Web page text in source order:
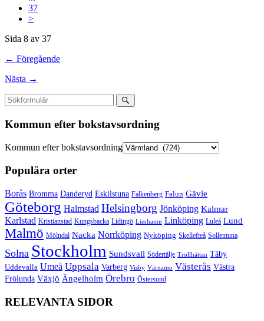
37
>
Sida 8 av 37
← Föregående
Nästa →
Kommun efter bokstavsordning
Kommun efter bokstavsordning
Populära orter
Borås Bromma Danderyd Eskilstuna Falkenberg Falun Gävle
Göteborg Halmstad Helsingborg Jönköping Kalmar
Karlstad Kristianstad Kungsbacka Lidingö Limhamn Linköping Luleå Lund
Malmö Mölndal Nacka Norrköping Nyköping Skellefteå Sollentuna
Solna Stockholm Sundsvall Södertälje Trollhättan Täby
Uddevalla Umeå Uppsala Varberg Visby Värnamo Västerås Västra
Frölunda Växjö Ängelholm Örebro Östersund
RELEVANTA SIDOR